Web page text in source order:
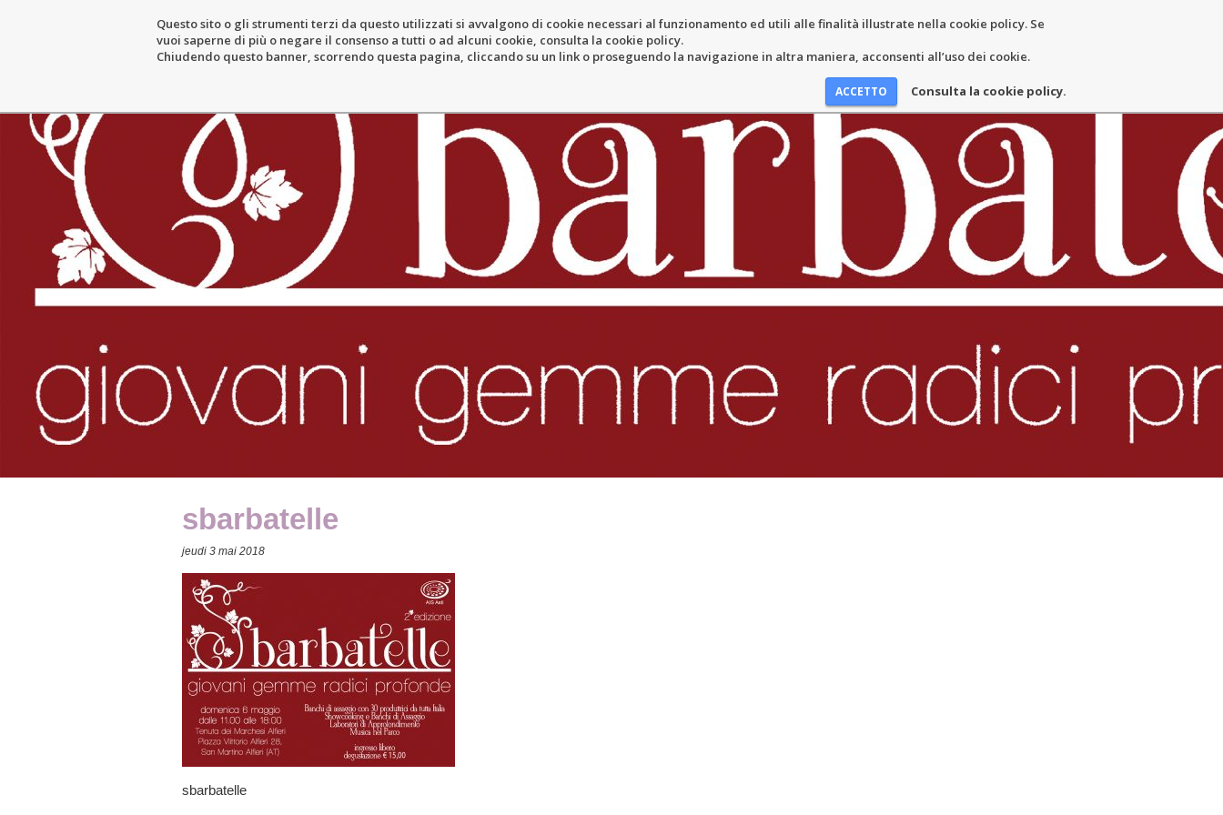
Questo sito o gli strumenti terzi da questo utilizzati si avvalgono di cookie necessari al funzionamento ed utili alle finalità illustrate nella cookie policy. Se
vuoi saperne di più o negare il consenso a tutti o ad alcuni cookie, consulta la cookie policy.
Chiudendo questo banner, scorrendo questa pagina, cliccando su un link o proseguendo la navigazione in altra maniera, acconsenti all’uso dei cookie.
Consulta la cookie policy.
LE DOMAINE L’ACTIVITÉ VITICOLE RESORT
sbarbatelle
jeudi 3 mai 2018
sbarbatelle